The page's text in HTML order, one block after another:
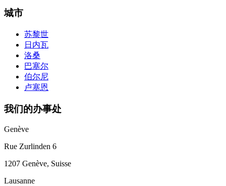
城市
苏黎世
日内瓦
洛桑
巴塞尔
伯尔尼
卢塞恩
我们的办事处
Genève
Rue Zurlinden 6
1207 Genève, Suisse
Lausanne